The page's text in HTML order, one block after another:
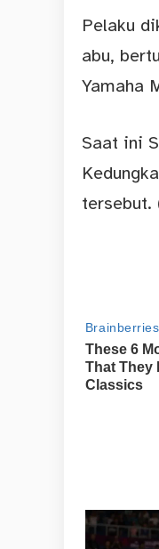
Pelaku
abu,
Yamaha
Saat ini
tersebut.